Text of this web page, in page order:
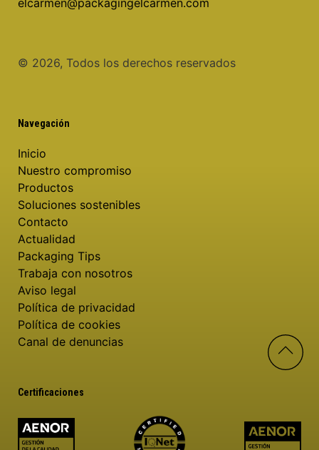
©️ 2026, Todos los derechos reservados
Navegación
Inicio
Nuestro compromiso
Productos
Soluciones sostenibles
Contacto
Actualidad
Packaging Tips
Trabaja con nosotros
Aviso legal
Política de privacidad
Política de cookies
Canal de denuncias
Certificaciones